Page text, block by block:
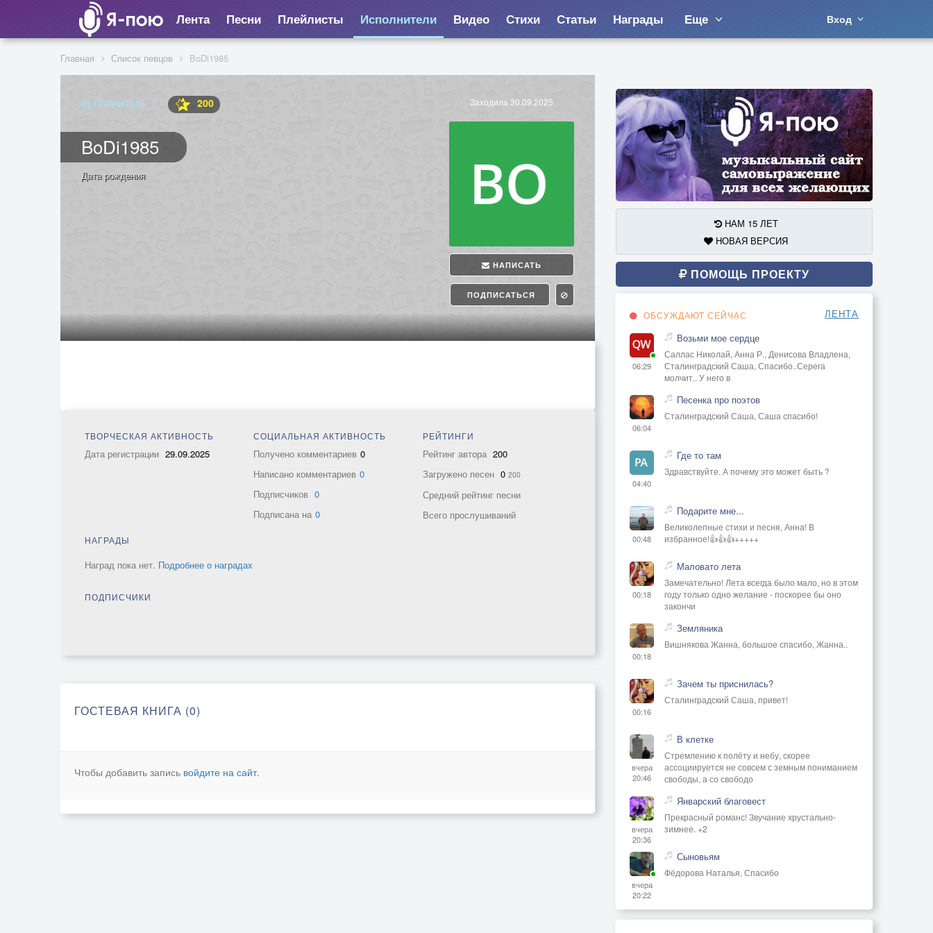
Лента Песни Плейлисты Исполнители Видео Стихи Статьи Награды Еще Вход
Главная Список певцов BoDi1985
ИСПОЛНИТЕЛЬ 200
BoDi1985
Заходила 30.09.2025
НАПИСАТЬ
ПОДПИСАТЬСЯ
Дата рождения
ТВОРЧЕСКАЯ АКТИВНОСТЬ
Дата регистрации 29.09.2025
СОЦИАЛЬНАЯ АКТИВНОСТЬ
Получено комментариев 0
Написано комментариев 0
Подписчиков 0
Подписана на 0
РЕЙТИНГИ
Рейтинг автора 200
Загружено песен 0 200
Средний рейтинг песни
Всего прослушиваний
НАГРАДЫ
Наград пока нет. Подробнее о наградах
ПОДПИСЧИКИ
ГОСТЕВАЯ КНИГА (0)
Чтобы добавить запись войдите на сайт.
НАМ 15 ЛЕТ
НОВАЯ ВЕРСИЯ
ПОМОЩЬ ПРОЕКТУ
ОБСУЖДАЮТ СЕЙЧАС ЛЕНТА
06:29
Возьми мое сердце
Саллас Николай, Анна Р., Денисова Владлена,
Сталинградский Саша, Спасибо..Серега
молчит.. У него в
06:04
Песенка про поэтов
Сталинградский Саша, Саша спасибо!
04:40
Где то там
Здравствуйте. А почему это может быть ?
00:48
Подарите мне...
Великолепные стихи и песня, Анна! В
избранное!👍👍👍+++++
00:18
Маловато лета
Замечательно! Лета всегда было мало, но в этом
году только одно желание - поскорее бы оно
закончи
00:18
Земляника
Вишнякова Жанна, большое спасибо, Жанна..
00:16
Зачем ты приснилась?
Сталинградский Саша, привет!
вчера
20:46
В клетке
Стремлению к полёту и небу, скорее
ассоциируется не совсем с земным пониманием
свободы, а со свободо
вчера
20:36
Январский благовест
Прекрасный романс! Звучание хрустально-
зимнее. +2
вчера
20:22
Сыновьям
Фёдорова Наталья, Спасибо